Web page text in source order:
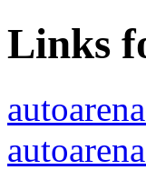
Links